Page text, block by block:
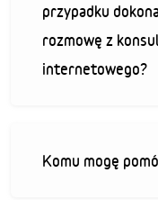
przypadku
rozmowę z
internetowego?
Komu mogę